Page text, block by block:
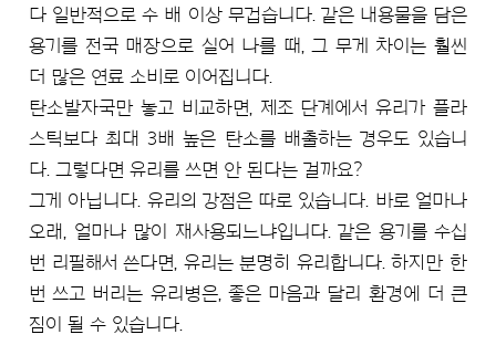
다 일반적으로 수 배 이상 무겁습니다. 같은 내용물을 담은
용기를 전국 매장으로 실어 나를 때, 그 무게 차이는 훨씬
더 많은 연료 소비로 이어집니다.
탄소발자국만 놓고 비교하면, 제조 단계에서 유리가 플라
스틱보다 최대 3배 높은 탄소를 배출하는 경우도 있습니
다. 그렇다면 유리를 쓰면 안 된다는 걸까요?
그게 아닙니다. 유리의 강점은 따로 있습니다. 바로 얼마나
오래, 얼마나 많이 재사용되느냐입니다. 같은 용기를 수십
번 리필해서 쓴다면, 유리는 분명히 유리합니다. 하지만 한
번 쓰고 버리는 유리병은, 좋은 마음과 달리 환경에 더 큰
짐이 될 수 있습니다.